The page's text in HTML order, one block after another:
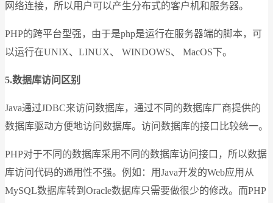
网络连接，所以用户可以产生分布式的客户机和服务器。
PHP的跨平台型强，由于是php是运行在服务器端的脚本，可
以运行在UNIX、LINUX、 WINDOWS、 MacOS下。
5.数据库访问区别
Java通过JDBC来访问数据库，通过不同的数据库厂商提供的
数据库驱动方便地访问数据库。访问数据库的接口比较统一。
PHP对于不同的数据库采用不同的数据库访问接口，所以数据
库访问代码的通用性不强。例如：用Java开发的Web应用从
MySQL数据库转到Oracle数据库只需要做很少的修改。而PHP